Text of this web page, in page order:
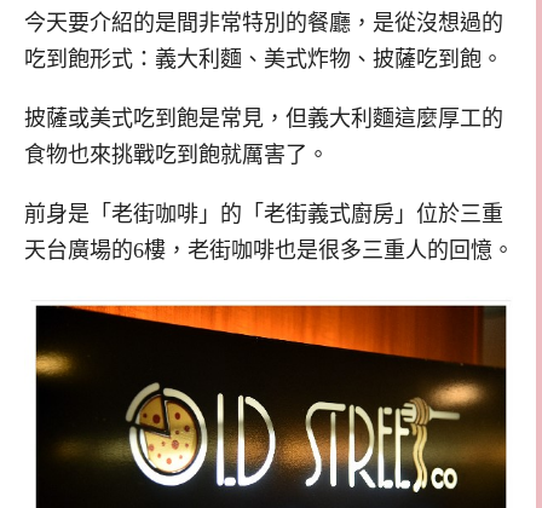
今天要介紹的是間非常特別的餐廳，是從沒想過的
吃到飽形式：義大利麵、美式炸物、披薩吃到飽。
披薩或美式吃到飽是常見，但義大利麵這麼厚工的
食物也來挑戰吃到飽就厲害了。
前身是「老街咖啡」的「老街義式廚房」位於三重
天台廣場的6樓，老街咖啡也是很多三重人的回憶。